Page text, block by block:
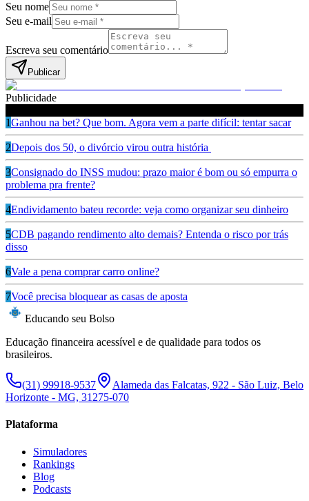
Seu nome
Seu e-mail
Escreva seu comentário
Publicar
Publicidade
1Ganhou na bet? Que bom. Agora vem a parte difícil: tentar sacar
2Depois dos 50, o divórcio virou outra história
3Consignado do INSS mudou: prazo maior é bom ou só empurra o
problema pra frente?
4Endividamento bateu recorde: veja como organizar seu dinheiro
5CDB pagando rendimento alto demais? Entenda o risco por trás
disso
6Vale a pena comprar carro online?
7Você precisa bloquear as casas de aposta
Educando seu Bolso
Educação financeira acessível e de qualidade para todos os
brasileiros.
(31) 99918-9537
Alameda das Falcatas, 922 - São Luiz, Belo
Horizonte - MG, 31275-070
Plataforma
Simuladores
Rankings
Blog
Podcasts